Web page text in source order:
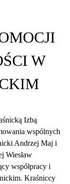
W
Izbą
wspólnych
Andrzej Maj i
Wiesław
współpracy i
Kraśniccy